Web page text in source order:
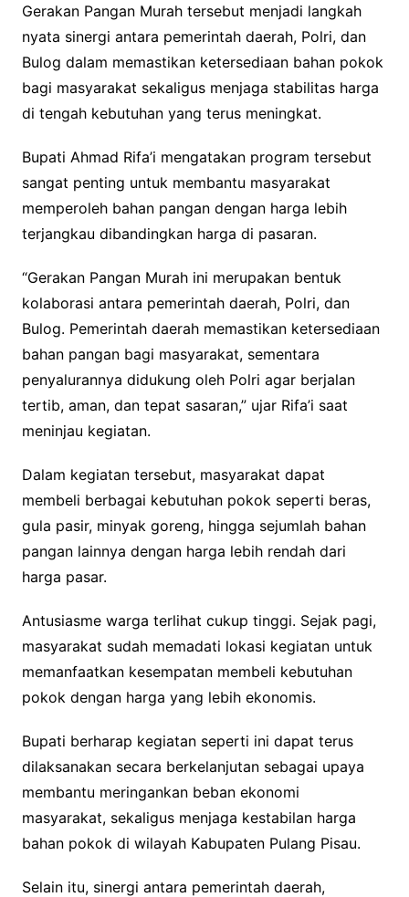
Gerakan Pangan Murah tersebut menjadi langkah
nyata sinergi antara pemerintah daerah, Polri, dan
Bulog dalam memastikan ketersediaan bahan pokok
bagi masyarakat sekaligus menjaga stabilitas harga
di tengah kebutuhan yang terus meningkat.
Bupati Ahmad Rifa’i mengatakan program tersebut
sangat penting untuk membantu masyarakat
memperoleh bahan pangan dengan harga lebih
terjangkau dibandingkan harga di pasaran.
“Gerakan Pangan Murah ini merupakan bentuk
kolaborasi antara pemerintah daerah, Polri, dan
Bulog. Pemerintah daerah memastikan ketersediaan
bahan pangan bagi masyarakat, sementara
penyalurannya didukung oleh Polri agar berjalan
tertib, aman, dan tepat sasaran,” ujar Rifa’i saat
meninjau kegiatan.
Dalam kegiatan tersebut, masyarakat dapat
membeli berbagai kebutuhan pokok seperti beras,
gula pasir, minyak goreng, hingga sejumlah bahan
pangan lainnya dengan harga lebih rendah dari
harga pasar.
Antusiasme warga terlihat cukup tinggi. Sejak pagi,
masyarakat sudah memadati lokasi kegiatan untuk
memanfaatkan kesempatan membeli kebutuhan
pokok dengan harga yang lebih ekonomis.
Bupati berharap kegiatan seperti ini dapat terus
dilaksanakan secara berkelanjutan sebagai upaya
membantu meringankan beban ekonomi
masyarakat, sekaligus menjaga kestabilan harga
bahan pokok di wilayah Kabupaten Pulang Pisau.
Selain itu, sinergi antara pemerintah daerah,